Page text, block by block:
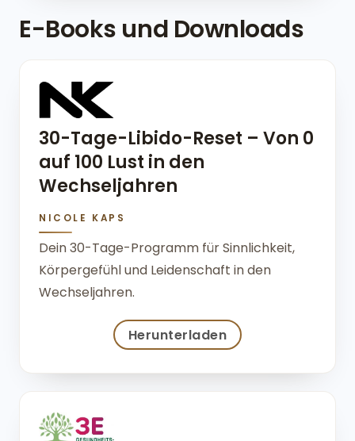
E-Books und Downloads
30-Tage-Libido-Reset – Von 0
auf 100 Lust in den
Wechseljahren
NICOLE KAPS
Dein 30-Tage-Programm für Sinnlichkeit,
Körpergefühl und Leidenschaft in den
Wechseljahren.
Herunterladen